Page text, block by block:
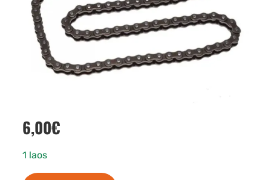
6,00€
1 laos